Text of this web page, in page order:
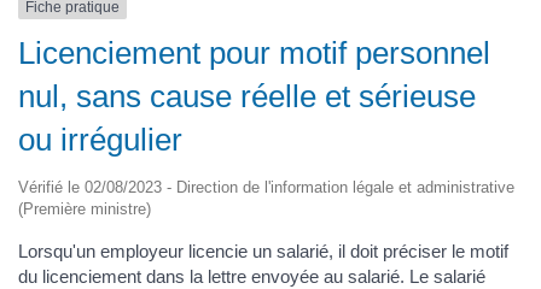
Fiche pratique
Licenciement pour motif personnel
nul, sans cause réelle et sérieuse
ou irrégulier
Vérifié le 02/08/2023 - Direction de l'information légale et administrative
(Première ministre)
Lorsqu'un employeur licencie un salarié, il doit préciser le motif
du licenciement dans la lettre envoyée au salarié. Le salarié